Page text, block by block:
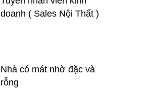
doanh ( Sales Nội Thất )
Nhà có mát nhờ đặc và
rỗng